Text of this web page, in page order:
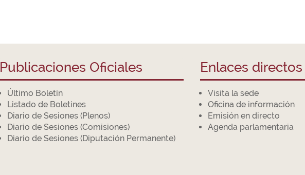
Publicaciones Oficiales
Último Boletín
Listado de Boletines
Diario de Sesiones (Plenos)
Diario de Sesiones (Comisiones)
Diario de Sesiones (Diputación Permanente)
Enlaces directos
Visita la sede
Oficina de información
Emisión en directo
Agenda parlamentaria